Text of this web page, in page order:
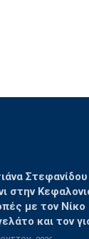
στην
με τον Νίκο
και τον